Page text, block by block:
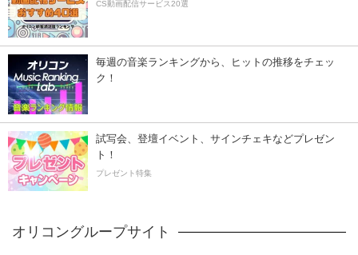
CS動画配信サービス20選
毎週の音楽ランキングから、ヒットの推移をチェッ
ク！
試写会、登壇イベント、サインチェキなどプレゼン
ト！
プレゼント特集
オリコングループサイト